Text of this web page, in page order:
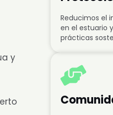
y
Reducimos el
en el estuario
prácticas